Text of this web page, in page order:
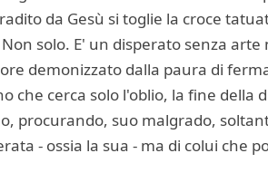
da Gesù si toglie la croce
solo. E' un disperato senza
demonizzato dalla paura di
che cerca solo l'oblio, la fine della
procurando, suo malgrado,
- ossia la sua - ma di colui che